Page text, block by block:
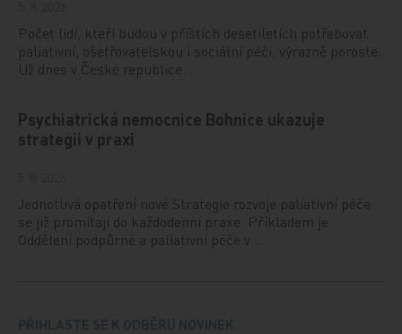
Počet lidí, kteří budou v příštích desetiletích potřebovat
paliativní, ošetřovatelskou i sociální péči, výrazně poroste.
Už dnes v České republice…
Psychiatrická nemocnice Bohnice ukazuje
strategii v praxi
Jednotlivá opatření nové Strategie rozvoje paliativní péče
se již promítají do každodenní praxe. Příkladem je
Oddělení podpůrné a paliativní péče v…
PŘIHLASTE SE K ODBĚRU NOVINEK.